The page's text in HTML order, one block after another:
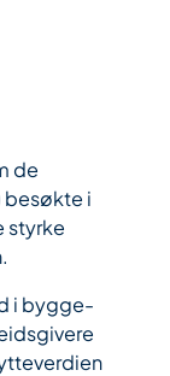
de
besøkte i
styrke
i bygge-